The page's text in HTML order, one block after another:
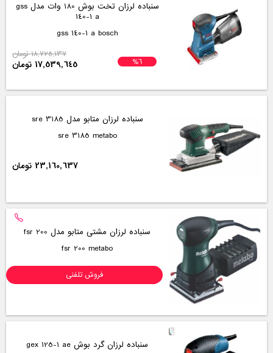
سنباده لرزان تخت بوش 180 وات مدل gss
140-1 a
gss 140-1 a bosch
%6
18,725,137 تومان
17,539,645 تومان
سنباده لرزان متابو مدل sre 3185
sre 3185 metabo
23,160,637 تومان
سنباده لرزان مشتی متابو مدل fsr 200
fsr 200 metabo
فروش تلفنی
سنباده لرزان گرد بوش gex 125-1 ae